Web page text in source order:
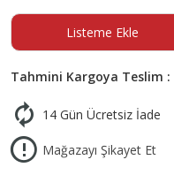
Listeme Ekle
Tahmini Kargoya Teslim :
14 Gün Ücretsiz İade
Mağazayı Şikayet Et